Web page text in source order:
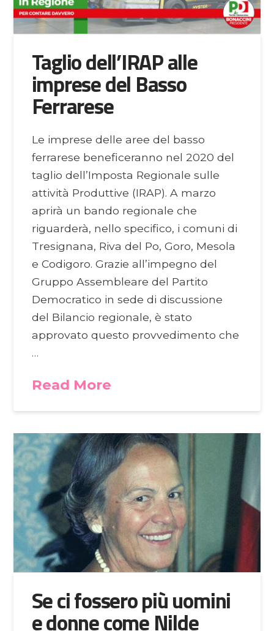
Taglio dell’IRAP alle
imprese del Basso
Ferrarese
Le imprese delle aree del basso
ferrarese beneficeranno nel 2020 del
taglio dell’Imposta Regionale sulle
attività Produttive (IRAP). A marzo
aprirà un bando regionale che
riguarderà, nello specifico, i comuni di
Tresignana, Riva del Po, Goro, Mesola
e Codigoro. Grazie all’impegno del
Gruppo Assembleare del Partito
Democratico in sede di discussione
del Bilancio regionale, è stato
approvato questo provvedimento che
…
Read More
Se ci fossero più uomini
e donne come Nilde